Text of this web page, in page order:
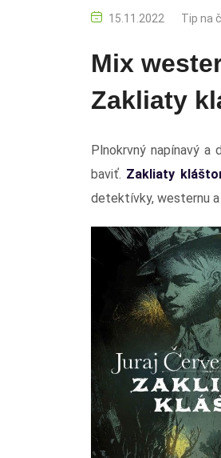
15.11.2022 Tip na
Mix
Zakliaty
Plnokrvný napínavý a
baviť. Zakliaty
detektívky, westernu a